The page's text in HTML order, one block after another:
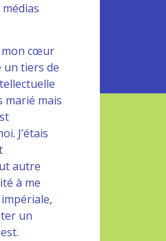
mon cœur
un tiers de
marié mais
J’étais
autre
à me
un